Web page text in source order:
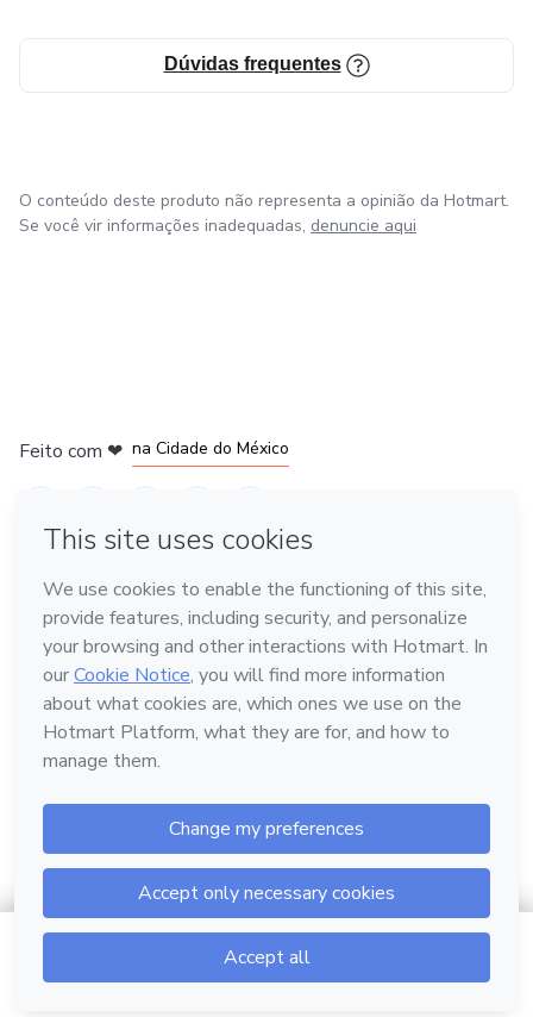
Dúvidas frequentes
$42.00
O conteúdo deste produto não representa a opinião da Hotmart.
Se você vir informações inadequadas, denuncie aqui
Feito com ❤ na Cidade do México
Conheça a Hotmart
Idioma
Português
Hotmart — 2011-2026 © Todos os direitos reservados.